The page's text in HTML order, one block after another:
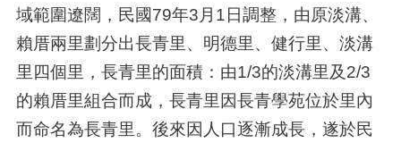
域範圍遼闊，民國79年3月1日調整，由原淡溝、
賴厝兩里劃分出長青里、明德里、健行里、淡溝
里四個里，長青里的面積：由1/3的淡溝里及2/3
的賴厝里組合而成，長青里因長青學苑位於里內
而命名為長青里。後來因人口逐漸成長，遂於民